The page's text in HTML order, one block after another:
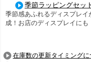
季節ラッピングセッ
季節感あふれるディスプレイ
成！お店のディスプレイにも
在庫数の更新タイミングに